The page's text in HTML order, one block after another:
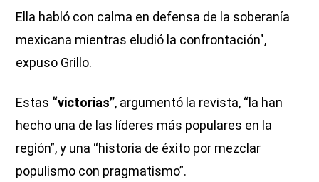
Ella habló con calma en defensa de la soberanía
mexicana mientras eludió la confrontación",
expuso Grillo.
Estas “victorias”, argumentó la revista, “la han
hecho una de las líderes más populares en la
región”, y una “historia de éxito por mezclar
populismo con pragmatismo”.